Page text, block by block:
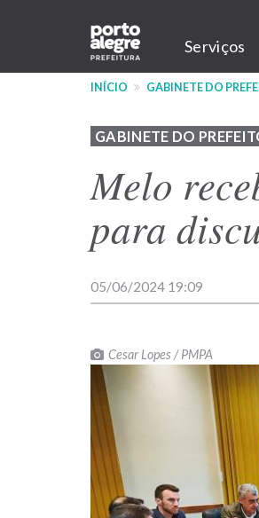
conteúdo
Main
navigation
Serviços
INÍCIO GABINETE DO
GABINETE DO
Melo
para
05/06/2024 19:09
Cesar Lopes / PMPA